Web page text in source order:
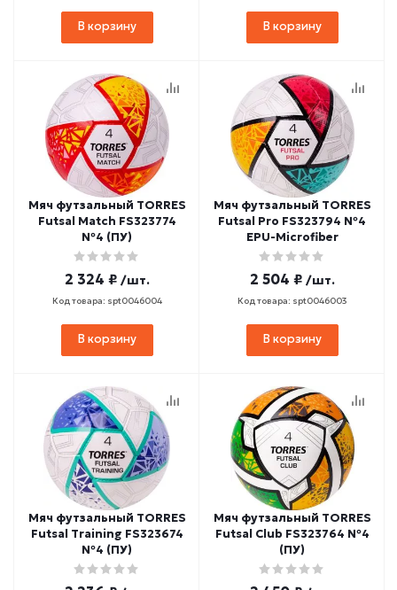
В корзину В корзину
Мяч футзальный TORRES
Futsal Match FS323774
№4 (ПУ)
2 324 ₽ /шт.
Код товара: spt0046004
В корзину
Мяч футзальный TORRES
Futsal Pro FS323794 №4
EPU-Microfiber
2 504 ₽ /шт.
Код товара: spt0046003
В корзину
Мяч футзальный TORRES
Futsal Training FS323674
№4 (ПУ)
Мяч футзальный TORRES
Futsal Club FS323764 №4
(ПУ)